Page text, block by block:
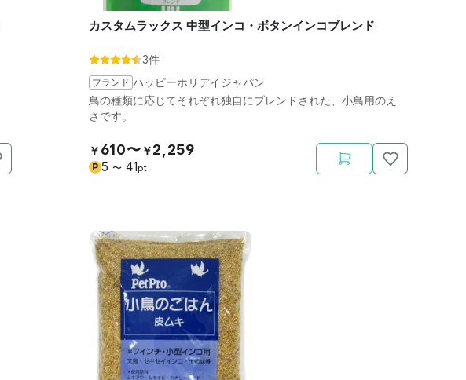
カスタムラックス 中型インコ・ボタンインコブレンド
3件
ブランド ハッピーホリデイジャパン
鳥の種類に応じてそれぞれ独自にブレンドされた、小鳥用のえ
さです。
￥ 610〜 ￥2,259
P 5 〜 41pt